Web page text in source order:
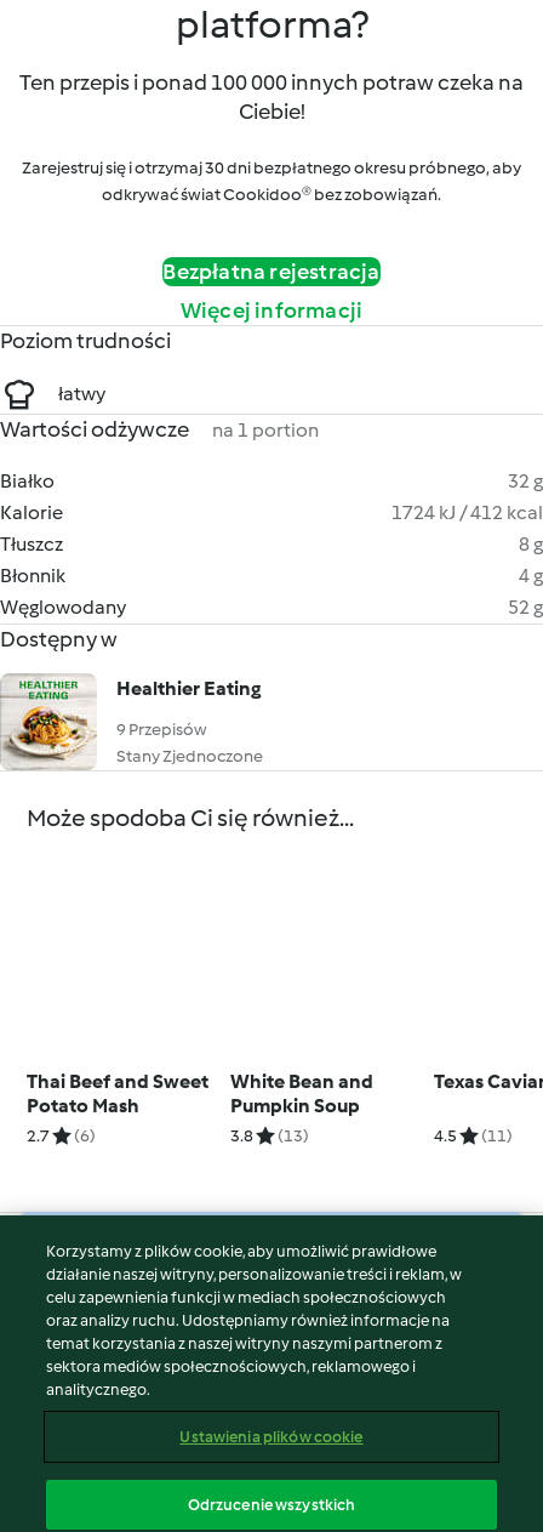
platforma?
Ten przepis i ponad 100 000 innych potraw czeka na
Ciebie!
Zarejestruj się i otrzymaj 30 dni bezpłatnego okresu próbnego, aby
odkrywać świat Cookidoo® bez zobowiązań.
Bezpłatna rejestracja
Więcej informacji
Poziom trudności
łatwy
Wartości odżywcze na 1 portion
Białko
32 g
Kalorie
1724 kJ / 412 kcal
Tłuszcz
8 g
Błonnik
4 g
Węglowodany
52 g
Dostępny w
Healthier Eating
9 Przepisów
Stany Zjednoczone
Może spodoba Ci się również...
Thai Beef and Sweet
Potato Mash
2.7 (6)
White Bean and
Pumpkin Soup
3.8 (13)
Texas
4.5 (11)
© Copyright 2026
Warunki korzystania
Polityka prywatności
Disclaimer
Znak wydawcy
Zgłoś treść
Oświadczenie o dostępności
Korzystamy z plików cookie, aby umożliwić prawidłowe
działanie naszej witryny, personalizowanie treści i reklam, w
celu zapewnienia funkcji w mediach społecznościowych
oraz analizy ruchu. Udostępniamy również informacje na
temat korzystania z naszej witryny naszymi partnerom z
sektora mediów społecznościowych, reklamowego i
analitycznego.
Ustawienia plików cookie
Odrzucenie wszystkich